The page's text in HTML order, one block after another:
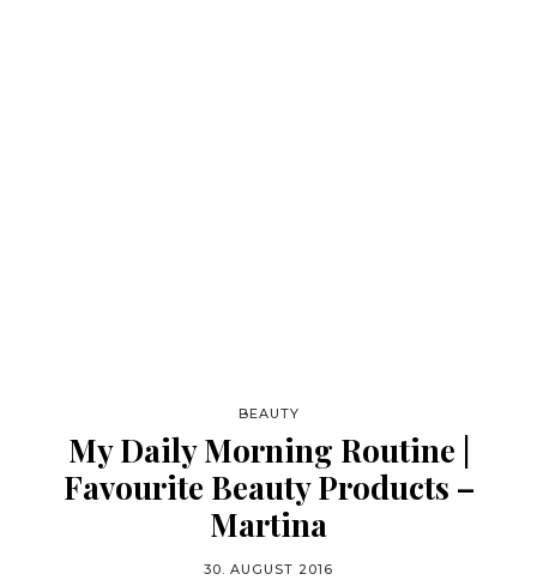
BEAUTY
My Daily Morning Routine |
Favourite Beauty Products –
Martina
30. AUGUST 2016